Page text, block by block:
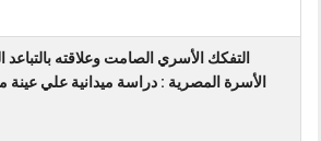
التفكك الأسري الصامت وعلاقته
الأسرة المصرية : دراسة ميدانية علي